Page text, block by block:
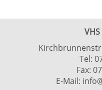
Tel:
Fax:
E-Mail: